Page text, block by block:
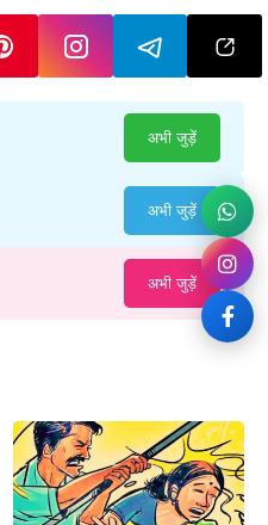
अभी जुड़ें
अभी जुड़ें
अभी जुड़ें